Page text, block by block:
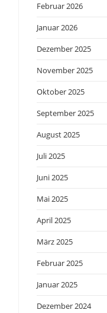
Februar 2026
Januar 2026
Dezember 2025
November 2025
Oktober 2025
September 2025
August 2025
Juli 2025
Juni 2025
Mai 2025
April 2025
März 2025
Februar 2025
Januar 2025
Dezember 2024